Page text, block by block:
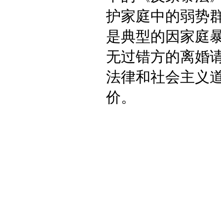
护家庭中的弱势
是典型的因家庭
无过错方的离婚
法律和社会主义
价。